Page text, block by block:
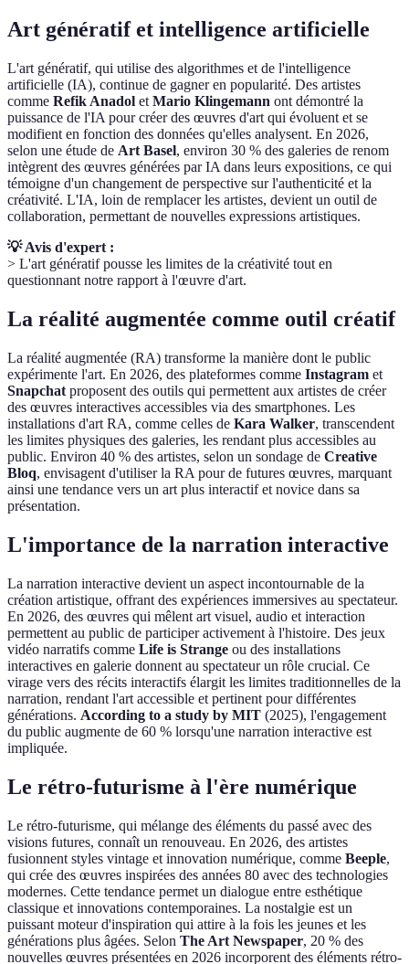
Art génératif et intelligence artificielle
L'art génératif, qui utilise des algorithmes et de l'intelligence
artificielle (IA), continue de gagner en popularité. Des artistes
comme Refik Anadol et Mario Klingemann ont démontré la
puissance de l'IA pour créer des œuvres d'art qui évoluent et se
modifient en fonction des données qu'elles analysent. En 2026,
selon une étude de Art Basel, environ 30 % des galeries de renom
intègrent des œuvres générées par IA dans leurs expositions, ce qui
témoigne d'un changement de perspective sur l'authenticité et la
créativité. L'IA, loin de remplacer les artistes, devient un outil de
collaboration, permettant de nouvelles expressions artistiques.
💡 Avis d'expert :
> L'art génératif pousse les limites de la créativité tout en
questionnant notre rapport à l'œuvre d'art.
La réalité augmentée comme outil créatif
La réalité augmentée (RA) transforme la manière dont le public
expérimente l'art. En 2026, des plateformes comme Instagram et
Snapchat proposent des outils qui permettent aux artistes de créer
des œuvres interactives accessibles via des smartphones. Les
installations d'art RA, comme celles de Kara Walker, transcendent
les limites physiques des galeries, les rendant plus accessibles au
public. Environ 40 % des artistes, selon un sondage de Creative
Bloq, envisagent d'utiliser la RA pour de futures œuvres, marquant
ainsi une tendance vers un art plus interactif et novice dans sa
présentation.
L'importance de la narration interactive
La narration interactive devient un aspect incontournable de la
création artistique, offrant des expériences immersives au spectateur.
En 2026, des œuvres qui mêlent art visuel, audio et interaction
permettent au public de participer activement à l'histoire. Des jeux
vidéo narratifs comme Life is Strange ou des installations
interactives en galerie donnent au spectateur un rôle crucial. Ce
virage vers des récits interactifs élargit les limites traditionnelles de la
narration, rendant l'art accessible et pertinent pour différentes
générations. According to a study by MIT (2025), l'engagement
du public augmente de 60 % lorsqu'une narration interactive est
impliquée.
Le rétro-futurisme à l'ère numérique
Le rétro-futurisme, qui mélange des éléments du passé avec des
visions futures, connaît un renouveau. En 2026, des artistes
fusionnent styles vintage et innovation numérique, comme Beeple,
qui crée des œuvres inspirées des années 80 avec des technologies
modernes. Cette tendance permet un dialogue entre esthétique
classique et innovations contemporaines. La nostalgie est un
puissant moteur d'inspiration qui attire à la fois les jeunes et les
générations plus âgées. Selon The Art Newspaper, 20 % des
nouvelles œuvres présentées en 2026 incorporent des éléments rétro-